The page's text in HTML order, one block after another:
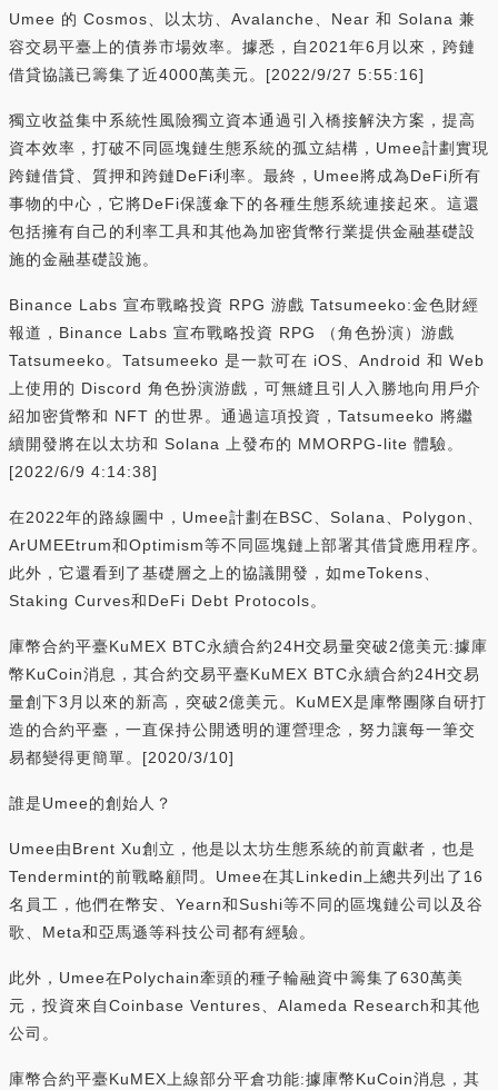
Umee 的 Cosmos、以太坊、Avalanche、Near 和 Solana 兼
容交易平臺上的債券市場效率。據悉，自2021年6月以來，跨鏈
借貸協議已籌集了近4000萬美元。[2022/9/27 5:55:16]
獨立收益集中系統性風險獨立資本通過引入橋接解決方案，提高
資本效率，打破不同區塊鏈生態系統的孤立結構，Umee計劃實現
跨鏈借貸、質押和跨鏈DeFi利率。最終，Umee將成為DeFi所有
事物的中心，它將DeFi保護傘下的各種生態系統連接起來。這還
包括擁有自己的利率工具和其他為加密貨幣行業提供金融基礎設
施的金融基礎設施。
Binance Labs 宣布戰略投資 RPG 游戲 Tatsumeeko:金色財經
報道，Binance Labs 宣布戰略投資 RPG （角色扮演）游戲
Tatsumeeko。Tatsumeeko 是一款可在 iOS、Android 和 Web
上使用的 Discord 角色扮演游戲，可無縫且引人入勝地向用戶介
紹加密貨幣和 NFT 的世界。通過這項投資，Tatsumeeko 將繼
續開發將在以太坊和 Solana 上發布的 MMORPG-lite 體驗。
[2022/6/9 4:14:38]
在2022年的路線圖中，Umee計劃在BSC、Solana、Polygon、
ArUMEEtrum和Optimism等不同區塊鏈上部署其借貸應用程序。
此外，它還看到了基礎層之上的協議開發，如meTokens、
Staking Curves和DeFi Debt Protocols。
庫幣合約平臺KuMEX BTC永續合約24H交易量突破2億美元:據庫
幣KuCoin消息，其合約交易平臺KuMEX BTC永續合約24H交易
量創下3月以來的新高，突破2億美元。KuMEX是庫幣團隊自研打
造的合約平臺，一直保持公開透明的運營理念，努力讓每一筆交
易都變得更簡單。[2020/3/10]
誰是Umee的創始人？
Umee由Brent Xu創立，他是以太坊生態系統的前貢獻者，也是
Tendermint的前戰略顧問。Umee在其Linkedin上總共列出了16
名員工，他們在幣安、Yearn和Sushi等不同的區塊鏈公司以及谷
歌、Meta和亞馬遜等科技公司都有經驗。
此外，Umee在Polychain牽頭的種子輪融資中籌集了630萬美
元，投資來自Coinbase Ventures、Alameda Research和其他
公司。
庫幣合約平臺KuMEX上線部分平倉功能:據庫幣KuCoin消息，其